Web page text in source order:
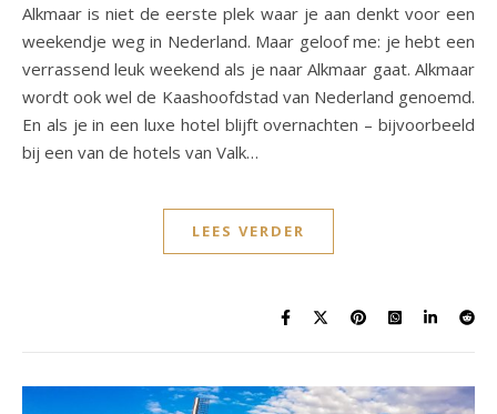
Alkmaar is niet de eerste plek waar je aan denkt voor een
weekendje weg in Nederland. Maar geloof me: je hebt een
verrassend leuk weekend als je naar Alkmaar gaat. Alkmaar
wordt ook wel de Kaashoofdstad van Nederland genoemd.
En als je in een luxe hotel blijft overnachten – bijvoorbeeld
bij een van de hotels van Valk…
LEES VERDER